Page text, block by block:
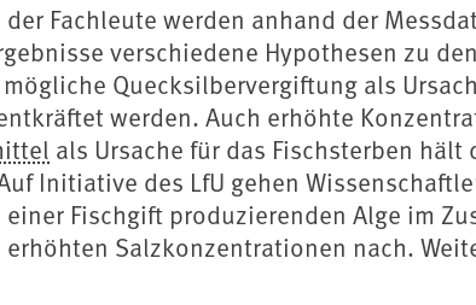
Fachleute werden anhand der
verschiedene Hypothesen zu
Quecksilbervergiftung als
werden. Auch erhöhte
als Ursache für das Fischsterben hält
Initiative des LfU gehen
Fischgift produzierenden Alge im
Salzkonzentrationen nach.